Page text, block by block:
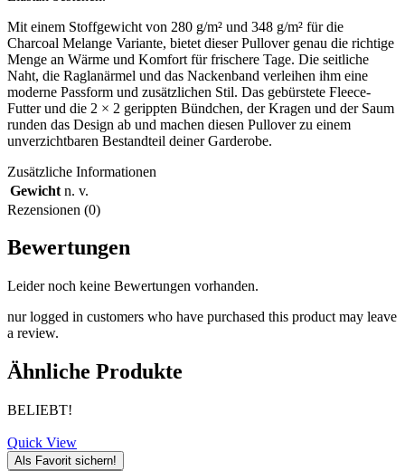
Mit einem Stoffgewicht von 280 g/m² und 348 g/m² für die
Charcoal Melange Variante, bietet dieser Pullover genau die richtige
Menge an Wärme und Komfort für frischere Tage. Die seitliche
Naht, die Raglanärmel und das Nackenband verleihen ihm eine
moderne Passform und zusätzlichen Stil. Das gebürstete Fleece-
Futter und die 2 × 2 gerippten Bündchen, der Kragen und der Saum
runden das Design ab und machen diesen Pullover zu einem
unverzichtbaren Bestandteil deiner Garderobe.
Zusätzliche Informationen
Gewicht n. v.
Rezensionen (0)
Bewertungen
Leider noch keine Bewertungen vorhanden.
nur logged in customers who have purchased this product may leave
a review.
Ähnliche Produkte
BELIEBT!
Quick View
Als Favorit sichern!